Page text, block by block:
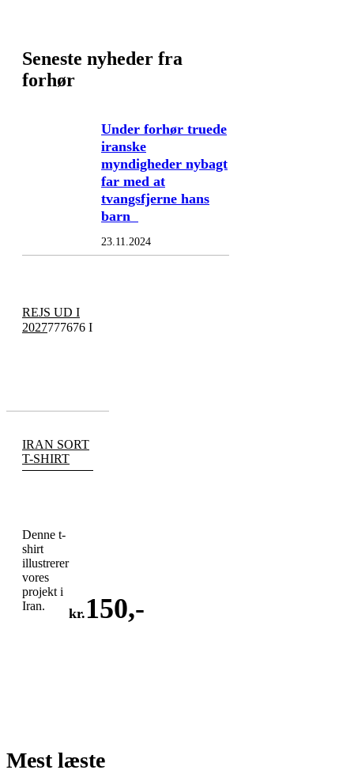
Seneste nyheder fra
forhør
Under forhør truede
iranske
myndigheder nybagt
far med at
tvangsfjerne hans
barn
23.11.2024
REJS UD I
2027777676 I
IRAN SORT
T-SHIRT
Denne t-
shirt
illustrerer
vores
projekt i
Iran.
kr. 150,-
Mest læste